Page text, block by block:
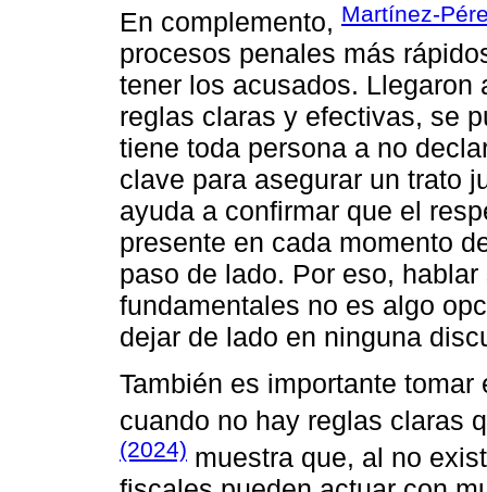
En complemento, Martínez-
procesos penales más
tener los acusados.
reglas claras y efectivas, se
tiene toda persona a no
clave para asegurar un trato
ayuda a confirmar que el
presente en cada momento
paso de lado. Por eso,
fundamentales no es algo
dejar de lado en ninguna
También es importante
cuando no hay reglas claras
(2024) muestra que, al no